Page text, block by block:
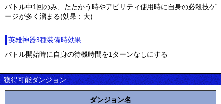
バトル中1回のみ、たたかう時やアビリティ使用時に自身の必殺技ゲ
ージが多く溜まる(効果：大)
英雄神器3種装備時効果
バトル開始時に自身の待機時間を1ターンなしにする
獲得可能ダンジョン
ダンジョン名